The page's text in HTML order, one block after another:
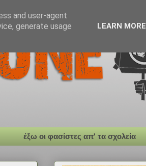
έξω οι φασίστες απ' τα σχολεία
and user-agent
generate usage
LEARN MORE